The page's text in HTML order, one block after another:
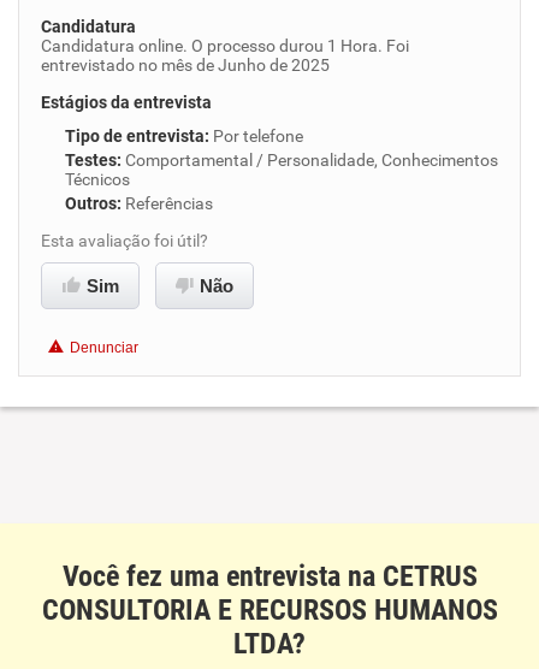
Candidatura
Candidatura online. O processo durou 1 Hora. Foi
entrevistado no mês de Junho de 2025
Estágios da entrevista
Tipo de entrevista: Por telefone
Testes: Comportamental / Personalidade, Conhecimentos
Técnicos
Outros: Referências
Esta avaliação foi útil?
Sim Não
Denunciar
Você fez uma entrevista na CETRUS
CONSULTORIA E RECURSOS HUMANOS
LTDA?